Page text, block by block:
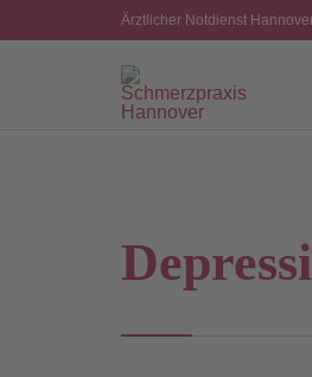
Ärztlicher Notdienst